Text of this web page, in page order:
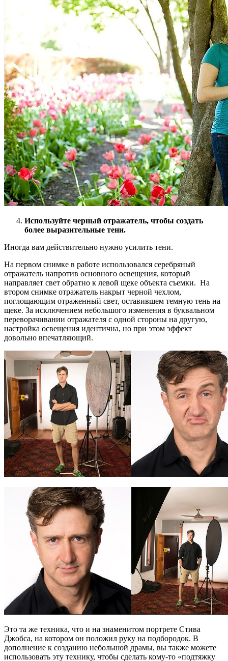
Используйте черный отражатель, чтобы создать
более выразительные тени.
Иногда вам действительно нужно усилить тени.
На первом снимке в работе использовался серебряный
отражатель напротив основного освещения, который
направляет свет обратно к левой щеке объекта съемки. На
втором снимке отражатель накрыт черной чехлом,
поглощающим отраженный свет, оставившем темную тень на
щеке. За исключением небольшого изменения в буквальном
переворачивании отражателя с одной стороны на другую,
настройка освещения идентична, но при этом эффект
довольно впечатляющий.
Это та же техника, что и на знаменитом портрете Стива
Джобса, на котором он положил руку на подбородок. В
дополнение к созданию небольшой драмы, вы также можете
использовать эту технику, чтобы сделать кому-то «подтяжку